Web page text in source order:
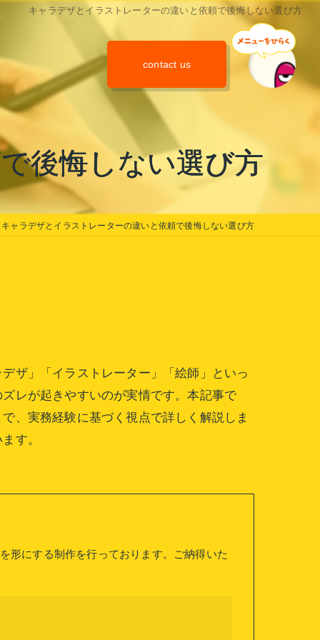
キャラデザとイラストレーターの違いと依頼で後悔しない選び方
contact us
後悔しない選び方
キャラデザとイラストレーターの違いと依頼で後悔しない選び方
ザ」「イラストレーター」「絵師」といっ
レが起きやすいのが実情です。本記事で
、実務経験に基づく視点で詳しく解説しま
す。
形にする制作を行っております。ご納得いた